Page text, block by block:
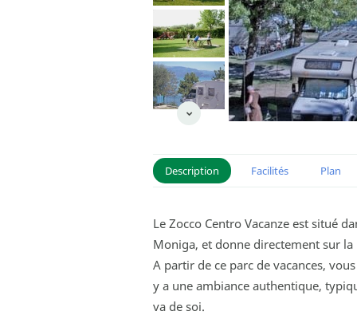
Description Facilités Plan
Le Zocco Centro Vacanze est situé
Moniga, et donne directement sur
A partir de ce parc de vacances,
y a une ambiance authentique,
va de soi.